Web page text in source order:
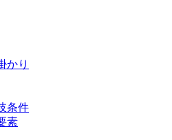
かり
条件
素